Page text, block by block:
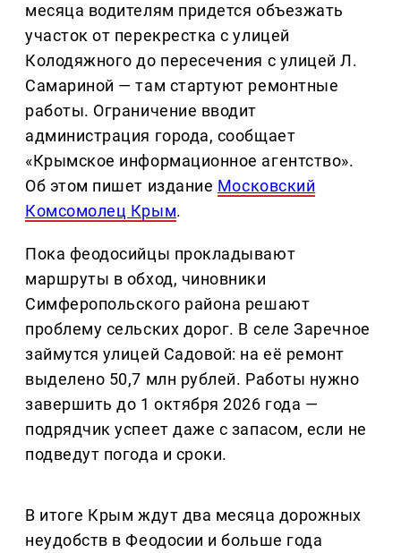
месяца водителям придется объезжать
участок от перекрестка с улицей
Колодяжного до пересечения с улицей Л.
Самариной — там стартуют ремонтные
работы. Ограничение вводит
администрация города, сообщает
«Крымское информационное агентство».
Об этом пишет издание Московский
Комсомолец Крым.
Пока феодосийцы прокладывают
маршруты в обход, чиновники
Симферопольского района решают
проблему сельских дорог. В селе Заречное
займутся улицей Садовой: на её ремонт
выделено 50,7 млн рублей. Работы нужно
завершить до 1 октября 2026 года —
подрядчик успеет даже с запасом, если не
подведут погода и сроки.
В итоге Крым ждут два месяца дорожных
неудобств в Феодосии и больше года